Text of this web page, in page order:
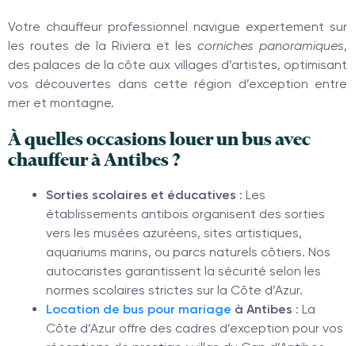
Votre chauffeur professionnel navigue expertement sur
les routes de la Riviera et les corniches panoramiques,
des palaces de la côte aux villages d’artistes, optimisant
vos découvertes dans cette région d’exception entre
mer et montagne.
À quelles occasions louer un bus avec
chauffeur à Antibes ?
Sorties scolaires et éducatives : Les
établissements antibois organisent des sorties
vers les musées azuréens, sites artistiques,
aquariums marins, ou parcs naturels côtiers. Nos
autocaristes garantissent la sécurité selon les
normes scolaires strictes sur la Côte d’Azur.
Location de bus pour mariage à Antibes : La
Côte d’Azur offre des cadres d’exception pour vos